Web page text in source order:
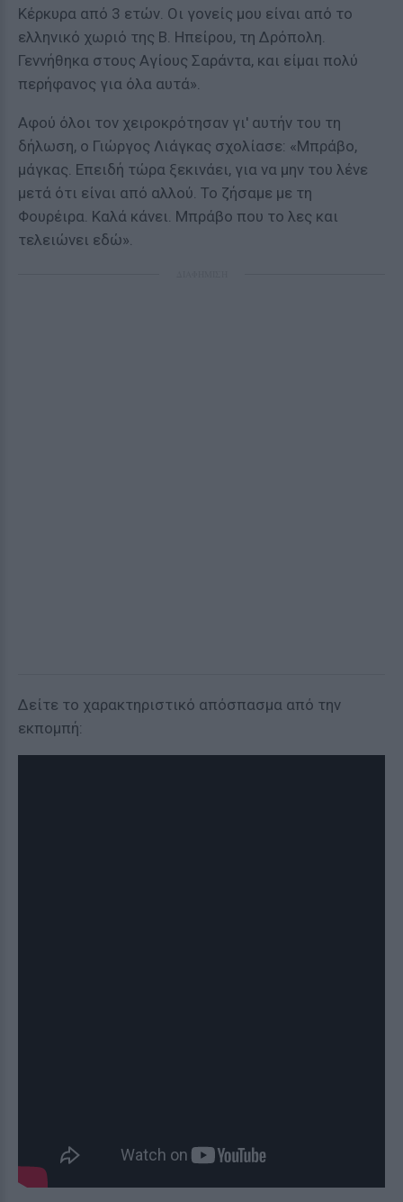
Κέρκυρα από 3 ετών. Οι γονείς μου είναι από το
ελληνικό χωριό της Β. Ηπείρου, τη Δρόπολη.
Γεννήθηκα στους Αγίους Σαράντα, και είμαι πολύ
περήφανος για όλα αυτά».
Αφού όλοι τον χειροκρότησαν γι' αυτήν του τη
δήλωση, ο Γιώργος Λιάγκας σχολίασε: «Μπράβο,
μάγκας. Επειδή τώρα ξεκινάει, για να μην του λένε
μετά ότι είναι από αλλού. Το ζήσαμε με τη
Φουρέιρα. Καλά κάνει. Μπράβο που το λες και
τελειώνει εδώ».
Δείτε το χαρακτηριστικό απόσπασμα από την
εκπομπή: